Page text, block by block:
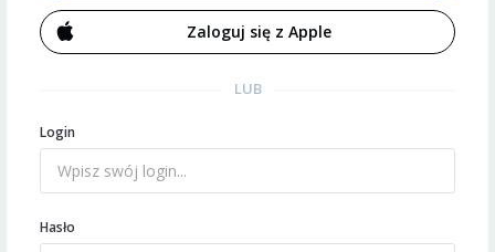
Zaloguj się z Apple
LUB
Login
Hasło